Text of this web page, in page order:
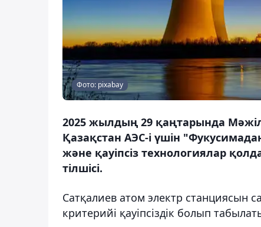
Фото: pixabay
2025 жылдың 29 қаңтарында
Қазақстан АЭС-і үшін
және қауіпсіз технологиялар
тілшісі.
Сатқалиев атом электр станциясын
критерийі қауіпсіздік болып